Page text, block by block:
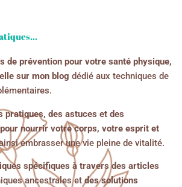
de prévention pour votre santé physique,
sur mon blog dédié aux techniques de
pratiques, des astuces et des
nourrir votre corps, votre esprit et
embrasser une vie pleine de vitalité.
spécifiques à travers des articles
ancestrales etdes solutions